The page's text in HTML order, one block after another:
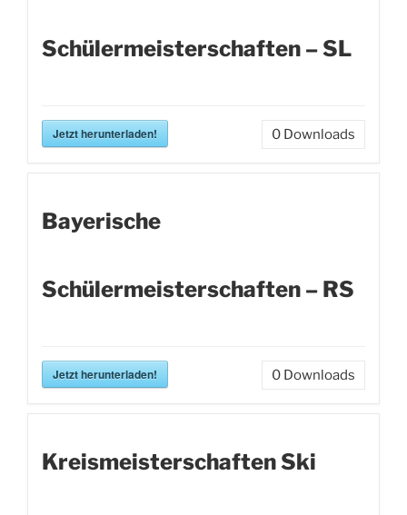
Schülermeisterschaften – SL
Jetzt herunterladen! 0 Downloads
Bayerische
Schülermeisterschaften – RS
Jetzt herunterladen! 0 Downloads
Kreismeisterschaften Ski